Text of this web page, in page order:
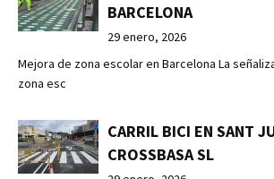
BARCELONA
29 enero, 2026
Mejora de zona escolar en Barcelona La
zona esc
CARRIL BICI EN SANT
CROSSBASA SL